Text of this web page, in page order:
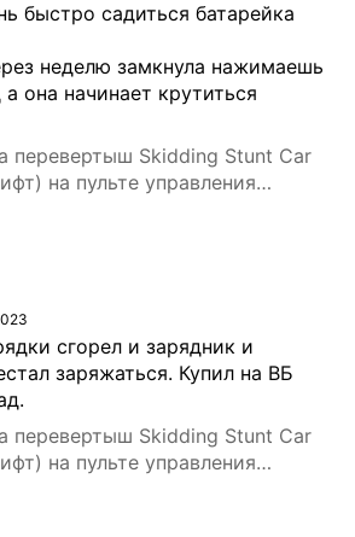
быстро садиться батарейка
неделю замкнула нажимаешь
она начинает крутиться
Skidding Stunt Car
на пульте управления
сгорел и зарядник и
заряжаться. Купил на ВБ
Skidding Stunt Car
на пульте управления